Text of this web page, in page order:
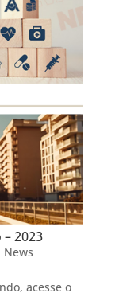
2023
News
acesse o